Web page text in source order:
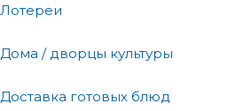
Лотереи
Дома / дворцы культуры
Доставка готовых блюд